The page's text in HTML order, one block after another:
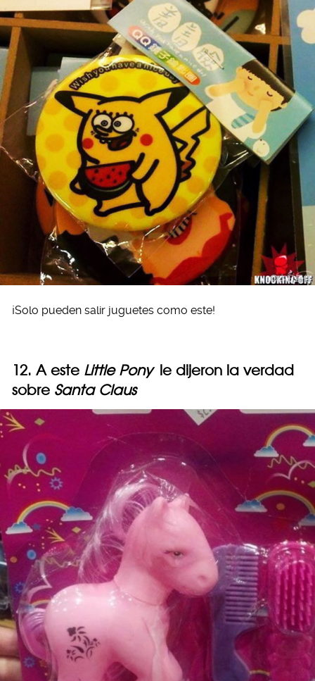
¡Solo pueden salir juguetes como este!
12. A este Little Ponyle dijeron la verdad
sobre Santa Claus